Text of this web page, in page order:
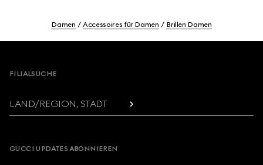
Damen Accessoires für Damen Brillen Damen
FILIALSUCHE
LAND/REGION, STADT
GUCCI UPDATES ABONNIEREN